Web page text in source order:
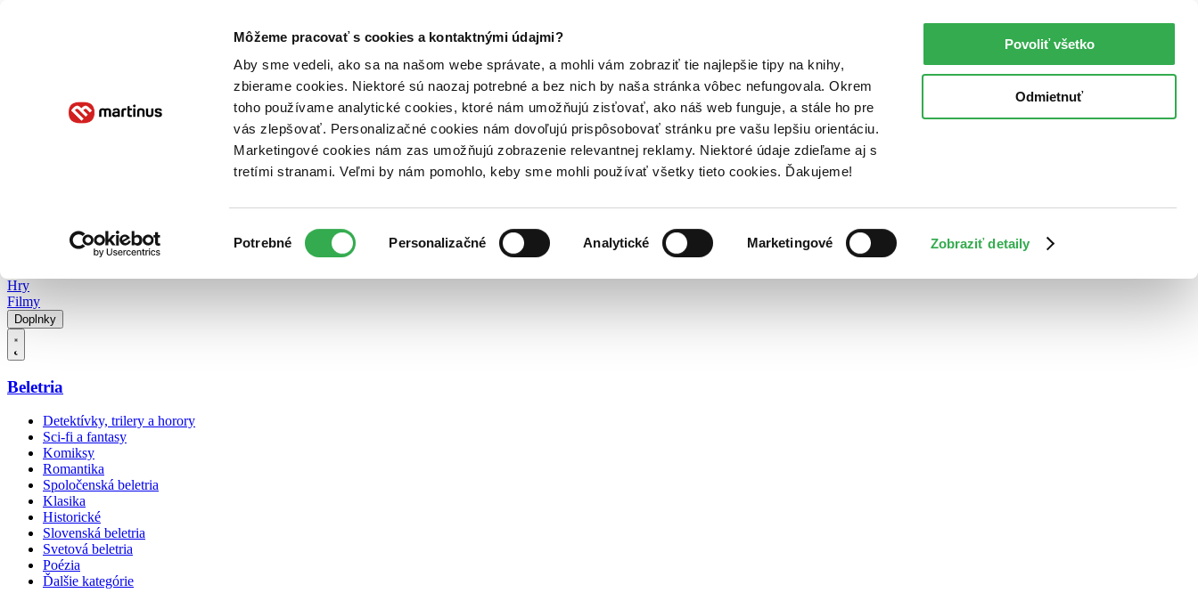
Môžeme pracovať s cookies a kontaktnými údajmi?
Aby sme vedeli, ako sa na našom webe správate, a mohli vám zobraziť tie najlepšie tipy na knihy,
zbierame cookies. Niektoré sú naozaj potrebné a bez nich by naša stránka vôbec nefungovala. Okrem
toho používame analytické cookies, ktoré nám umožňujú zisťovať, ako náš web funguje, a stále ho pre
vás zlepšovať. Personalizačné cookies nám dovoľujú prispôsobovať stránku pre vašu lepšiu orientáciu.
Marketingové cookies nám zas umožňujú zobrazenie relevantnej reklamy. Niektoré údaje zdieľame aj s
tretími stranami. Veľmi by nám pomohlo, keby sme mohli používať všetky tieto cookies. Ďakujeme!
súhlasu
Potrebné Personalizačné Analytické Marketingové Zobraziť detaily
Povoliť všetko
Odmietnuť
Poukážky Kontakt
Hry
Filmy
Doplnky
Beletria
Detektívky, trilery a horory
Sci-fi a fantasy
Komiksy
Romantika
Spoločenská beletria
Klasika
Historické
Slovenská beletria
Svetová beletria
Poézia
Ďalšie kategórie